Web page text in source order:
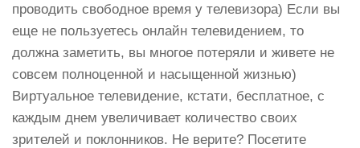
проводить свободное время у телевизора) Если вы
еще не пользуетесь онлайн телевидением, то
должна заметить, вы многое потеряли и живете не
совсем полноценной и насыщенной жизнью)
Виртуальное телевидение, кстати, бесплатное, с
каждым днем увеличивает количество своих
зрителей и поклонников. Не верите? Посетите